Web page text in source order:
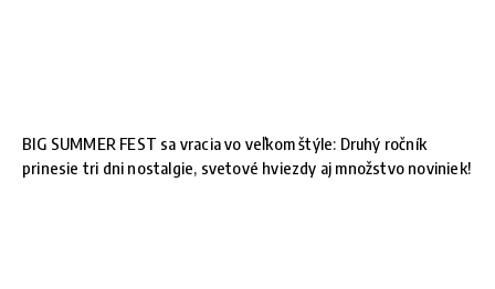
BIG SUMMER FEST sa vracia vo veľkom štýle: Druhý ročník
prinesie tri dni nostalgie, svetové hviezdy aj množstvo noviniek!